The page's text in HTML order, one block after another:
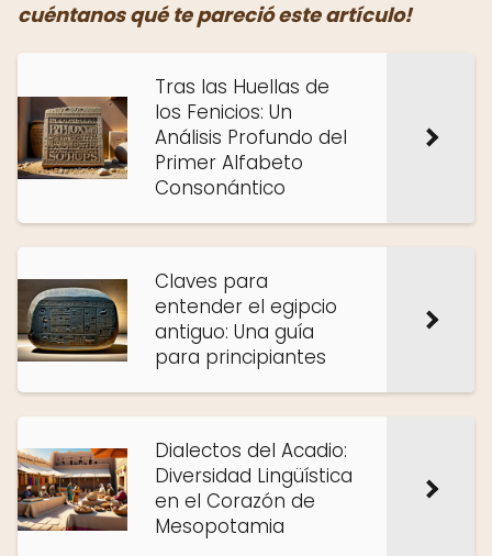
cuéntanos qué te pareció este artículo!
Tras las Huellas de
los Fenicios: Un
Análisis Profundo del
Primer Alfabeto
Consonántico
Claves para
entender el egipcio
antiguo: Una guía
para principiantes
Dialectos del Acadio:
Diversidad Lingüística
en el Corazón de
Mesopotamia